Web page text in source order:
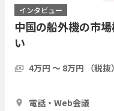
インタビュー
中国の船外機の市
い
4万円 〜 8万円 （税抜）
電話・Web会議